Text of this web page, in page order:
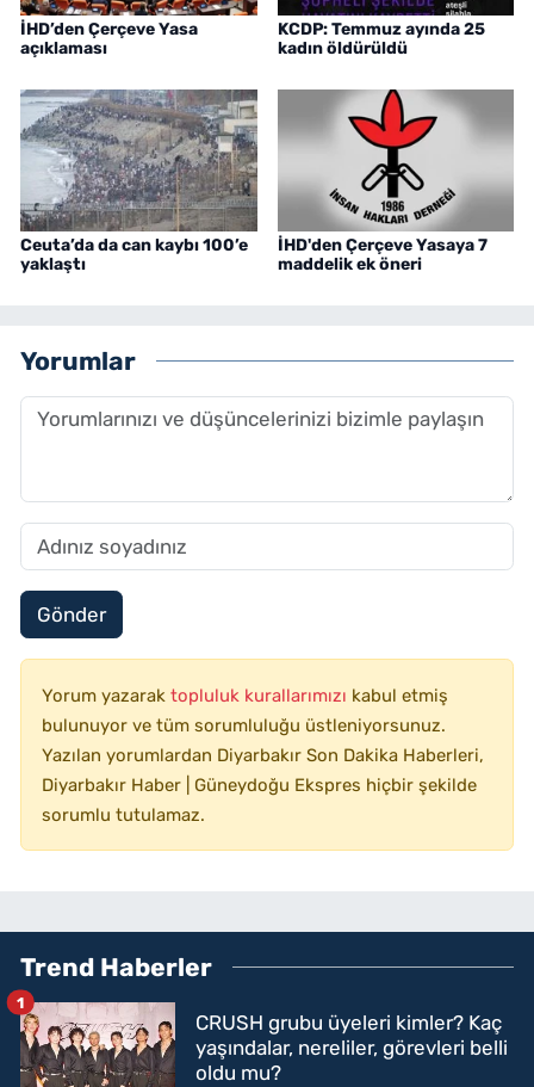
İHD’den Çerçeve Yasa
açıklaması
KCDP: Temmuz ayında 25
kadın öldürüldü
Ceuta’da da can kaybı 100’e
yaklaştı
İHD'den Çerçeve Yasaya 7
maddelik ek öneri
Yorumlar
Gönder
Yorum yazarak topluluk kurallarımızı kabul etmiş
bulunuyor ve tüm sorumluluğu üstleniyorsunuz.
Yazılan yorumlardan Diyarbakır Son Dakika Haberleri,
Diyarbakır Haber | Güneydoğu Ekspres hiçbir şekilde
sorumlu tutulamaz.
Trend Haberler
CRUSH grubu üyeleri kimler? Kaç
yaşındalar, nereliler, görevleri belli
oldu mu?
1